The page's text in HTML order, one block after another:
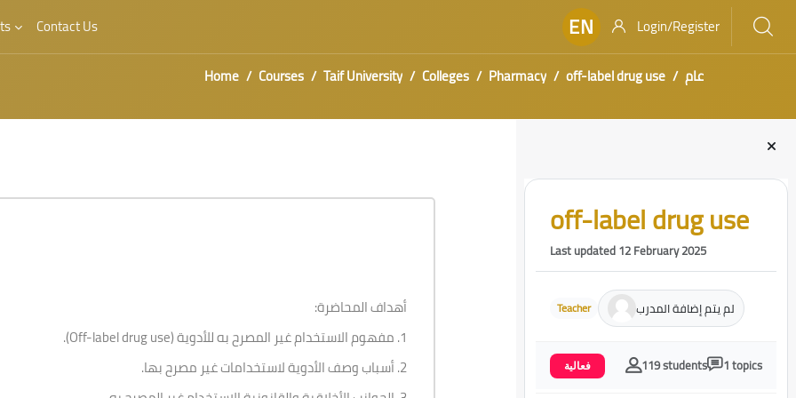
Contact Us EN
Login/Register
Home
Courses Taif University Colleges Pharmacy off-label drug use عام
Blocks
Skip [Cocoon] Course Intro
off-label drug use
Last updated 12 February 2025
Teacher لم يتم إضافة المدرب
فعالية 119 students 1 topics
أهداف المحاضرة:
1. مفهوم الاستخدام غير المصرح به للأدوية (Off-label drug use).
2. أسباب وصف الأدوية لاستخدامات غير مصرح بها.